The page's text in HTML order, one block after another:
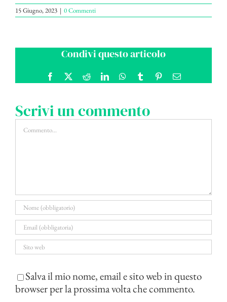
15 Giugno, 2023 | 0 Commenti
Condivi questo articolo
Facebook RedditLinkedInWhatsApp
Tumblr PinterestEmail
Scrivi un commento
Commento
Salva il mio nome, email e sito web in questo
browser per la prossima volta che commento.